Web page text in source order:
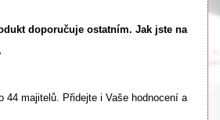
doporučuje ostatním. Jak jste na
44 majitelů. Přidejte i Vaše hodnocení a